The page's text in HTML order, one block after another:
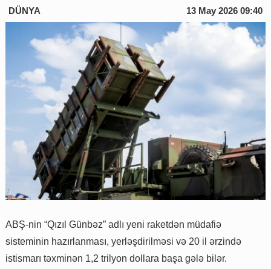
DÜNYA 13 May 2026 09:40
ABŞ-nin “Qızıl Günbəz” adlı yeni raketdən müdafiə
sisteminin hazırlanması, yerləşdirilməsi və 20 il ərzində
istismarı təxminən 1,2 trilyon dollara başa gələ bilər.